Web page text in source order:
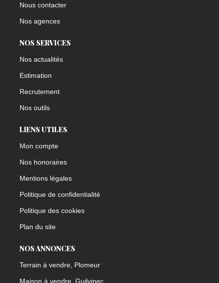
Nous contacter
Nos agences
NOS SERVICES
Nos actualités
Estimation
Recrutement
Nos outils
LIENS UTILES
Mon compte
Nos honoraires
Mentions légales
Politique de confidentialité
Politique des cookies
Plan du site
NOS ANNONCES
Terrain à vendre, Plomeur
Maison à vendre, Guilvinec